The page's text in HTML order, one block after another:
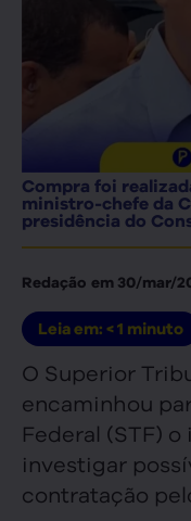
Compra foi
ministro-chefe da
presidência do
Redação em 30/mar/
Leia em: < 1 minuto
O Superior
encaminhou
Federal (STF)
investigar
contratação